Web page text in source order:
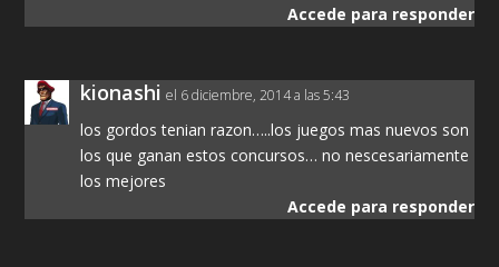
Accede para responder
kionashi el 6 diciembre, 2014 a las 5:43
los gordos tenian razon…..los juegos mas nuevos son
los que ganan estos concursos… no nescesariamente
los mejores
Accede para responder